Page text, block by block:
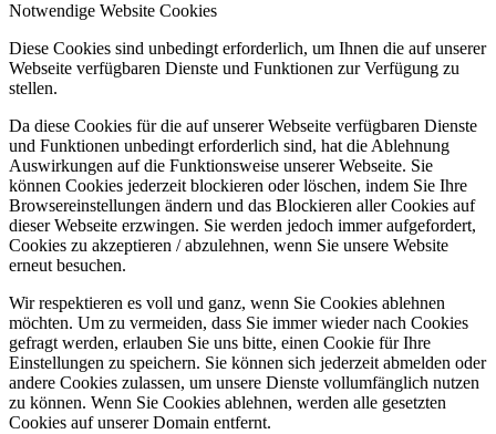
Notwendige Website Cookies
Diese Cookies sind unbedingt erforderlich, um Ihnen die auf unserer
Webseite verfügbaren Dienste und Funktionen zur Verfügung zu
stellen.
Da diese Cookies für die auf unserer Webseite verfügbaren Dienste
und Funktionen unbedingt erforderlich sind, hat die Ablehnung
Auswirkungen auf die Funktionsweise unserer Webseite. Sie
können Cookies jederzeit blockieren oder löschen, indem Sie Ihre
Browsereinstellungen ändern und das Blockieren aller Cookies auf
dieser Webseite erzwingen. Sie werden jedoch immer aufgefordert,
Cookies zu akzeptieren / abzulehnen, wenn Sie unsere Website
erneut besuchen.
Wir respektieren es voll und ganz, wenn Sie Cookies ablehnen
möchten. Um zu vermeiden, dass Sie immer wieder nach Cookies
gefragt werden, erlauben Sie uns bitte, einen Cookie für Ihre
Einstellungen zu speichern. Sie können sich jederzeit abmelden oder
andere Cookies zulassen, um unsere Dienste vollumfänglich nutzen
zu können. Wenn Sie Cookies ablehnen, werden alle gesetzten
Cookies auf unserer Domain entfernt.